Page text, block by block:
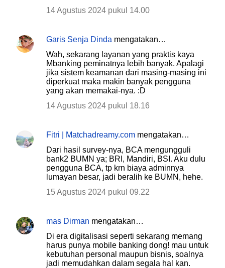
14 Agustus 2024 pukul 14.00
Garis Senja Dinda mengatakan…
Wah, sekarang layanan yang praktis kaya
Mbanking peminatnya lebih banyak. Apalagi
jika sistem keamanan dari masing-masing ini
diperkuat maka makin banyak pengguna
yang akan memakai-nya. :D
14 Agustus 2024 pukul 18.16
Fitri | Matchadreamy.com mengatakan…
Dari hasil survey-nya, BCA mengungguli
bank2 BUMN ya; BRI, Mandiri, BSI. Aku dulu
pengguna BCA, tp krn biaya adminnya
lumayan besar, jadi beralih ke BUMN, hehe.
15 Agustus 2024 pukul 09.22
mas Dirman mengatakan…
Di era digitalisasi seperti sekarang memang
harus punya mobile banking dong! mau untuk
kebutuhan personal maupun bisnis, soalnya
jadi memudahkan dalam segala hal kan.